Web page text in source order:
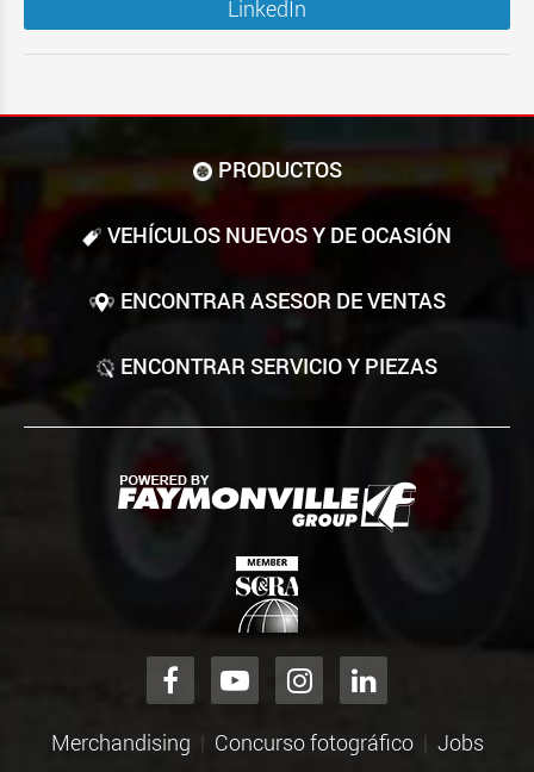
LinkedIn
PRODUCTOS
VEHÍCULOS NUEVOS Y DE OCASIÓN
ENCONTRAR ASESOR DE VENTAS
ENCONTRAR SERVICIO Y PIEZAS
Merchandising Concurso fotográfico Jobs